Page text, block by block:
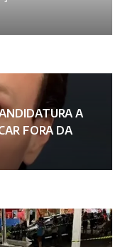
A
FORA DA